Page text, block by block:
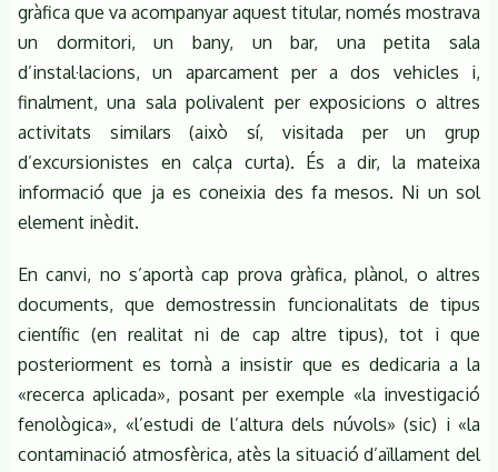
gràfica que va acompanyar aquest titular, només mostrava
un dormitori, un bany, un bar, una petita sala
d’instal·lacions, un aparcament per a dos vehicles i,
finalment, una sala polivalent per exposicions o altres
activitats similars (això sí, visitada per un grup
d’excursionistes en calça curta). És a dir, la mateixa
informació que ja es coneixia des fa mesos. Ni un sol
element inèdit.
En canvi, no s’aportà cap prova gràfica, plànol, o altres
documents, que demostressin funcionalitats de tipus
científic (en realitat ni de cap altre tipus), tot i que
posteriorment es tornà a insistir que es dedicaria a la
«recerca aplicada», posant per exemple «la investigació
fenològica», «l’estudi de l’altura dels núvols» (sic) i «la
contaminació atmosfèrica, atès la situació d’aïllament del